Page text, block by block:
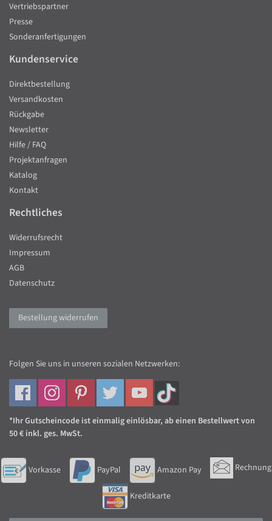
Vertriebspartner
Presse
Sonderanfertigungen
Kundenservice
Direktbestellung
Versandkosten
Rückgabe
Newsletter
Hilfe / FAQ
Projektanfragen
Katalog
Kontakt
Rechtliches
Widerrufsrecht
Impressum
AGB
Datenschutz
Bestellung widerrufen
Folgen Sie uns in unseren sozialen Netzwerken:
*Ihr Gutscheincode ist einmalig einlösbar, ab einen Bestellwert von
50 € inkl. ges. MwSt.
Vorkasse PayPal Amazon Pay Rechnung
Kreditkarte